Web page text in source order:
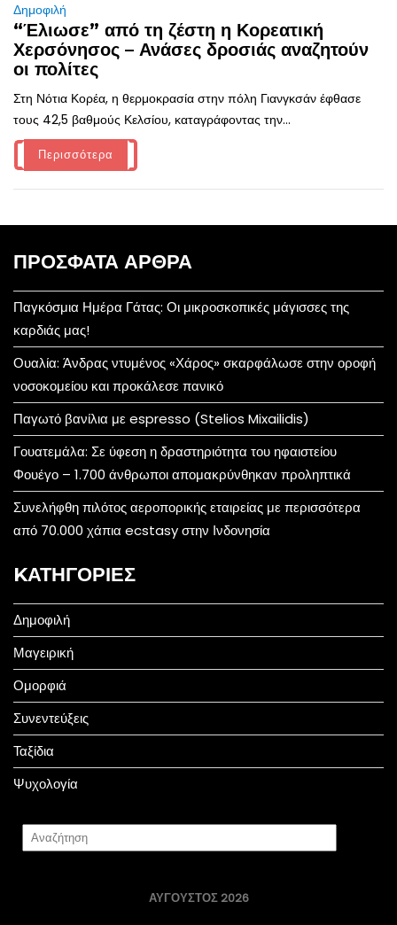
Δημοφιλή
“Έλιωσε” από τη ζέστη η Κορεατική
Χερσόνησος – Ανάσες δροσιάς αναζητούν
οι πολίτες
Στη Νότια Κορέα, η θερμοκρασία στην πόλη Γιανγκσάν έφθασε
τους 42,5 βαθμούς Κελσίου, καταγράφοντας την...
Περισσότερα
ΠΡΌΣΦΑΤΑ ΆΡΘΡΑ
Παγκόσμια Ημέρα Γάτας: Οι μικροσκοπικές μάγισσες της
καρδιάς μας!
Ουαλία: Άνδρας ντυμένος «Χάρος» σκαρφάλωσε στην οροφή
νοσοκομείου και προκάλεσε πανικό
Παγωτό βανίλια με espresso (Stelios Mixailidis)
Γουατεμάλα: Σε ύφεση η δραστηριότητα του ηφαιστείου
Φουέγο – 1.700 άνθρωποι απομακρύνθηκαν προληπτικά
Συνελήφθη πιλότος αεροπορικής εταιρείας με περισσότερα
από 70.000 χάπια ecstasy στην Ινδονησία
KΑΤΗΓΟΡΊΕΣ
Δημοφιλή
Μαγειρική
Ομορφιά
Συνεντεύξεις
Ταξίδια
Ψυχολογία
ΑΎΓΟΥΣΤΟΣ 2026